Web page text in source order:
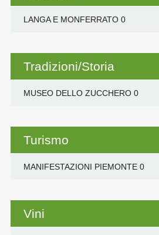
LANGA E MONFERRATO0
Tradizioni/Storia
MUSEO DELLO ZUCCHERO0
Turismo
MANIFESTAZIONI PIEMONTE0
Vini